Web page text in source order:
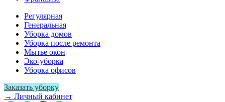
Регулярная
Генеральная
Уборка домов
Уборка после ремонта
Мытье окон
Эко-уборка
Уборка офисов
Заказать уборку
→ Личный кабинет